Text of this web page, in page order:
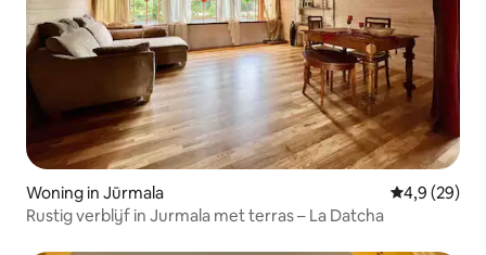
Woning in Jūrmala Gemiddelde
4,9 (29)
Rustig verblijf in Jurmala met terras – La Datcha